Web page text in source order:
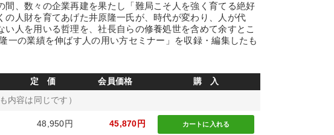
間、数々の企業再建を果たし「難局こそ人を強く育てる絶好
人財を育てあげた井原隆一氏が、時代が変わり、人が代
い人を用いる哲理を、社長自らの修養処世を含めて余すとこ
一の業績を伸ばす人の用い方セミナー」を収録・編集したも
定 価 会員価格 購 入
内容は同じです）
48,950円 45,870円 カートに 入れる